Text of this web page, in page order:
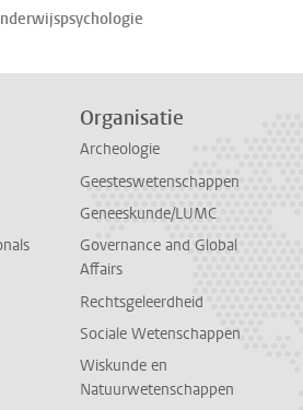
Organisatie
Archeologie
Geesteswetenschappen
Geneeskunde/LUMC
Governance and Global
Affairs
Rechtsgeleerdheid
Sociale Wetenschappen
Wiskunde en
Natuurwetenschappen